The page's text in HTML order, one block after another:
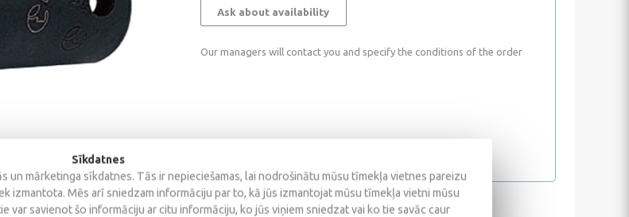
Ask about availability
Our managers will contact you and specify the conditions of the order
Sīkdatnes
un mārketinga sīkdatnes. Tās ir nepieciešamas, lai nodrošinātu mūsu tīmekļa vietnes pareizu
izmantota. Mēs arī sniedzam informāciju par to, kā jūs izmantojat mūsu tīmekļa vietni mūsu
var savienot šo informāciju ar citu informāciju, ko jūs viņiem sniedzat vai ko tie savāc caur